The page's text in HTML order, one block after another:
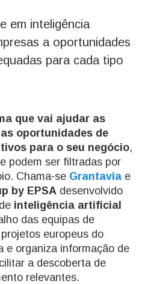
em inteligência
a oportunidades
para cada tipo
que vai ajudar as
oportunidades de
para o seu negócio,
podem ser filtradas por
Chama-se Grantavia e
by EPSA desenvolvido
inteligência artificial
das equipas de
europeus do
e organiza informação de
a descoberta de
relevantes.